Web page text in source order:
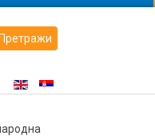
Претражи